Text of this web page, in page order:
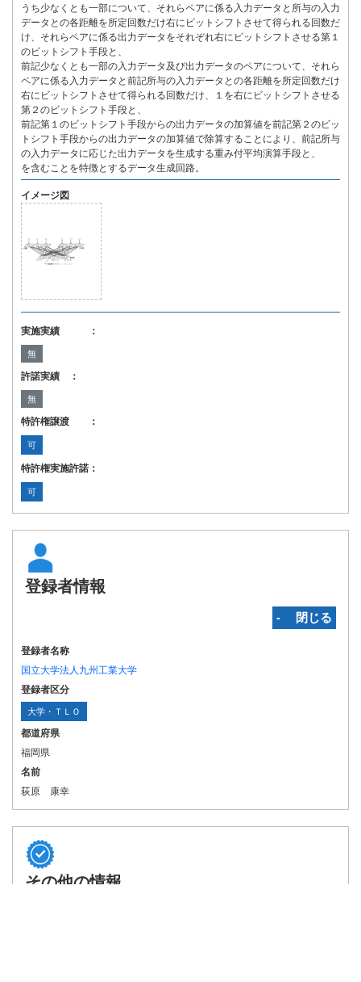
うち少なくとも一部について、それらペアに係る入力データと所与の入力
データとの各距離を所定回数だけ右にビットシフトさせて得られる回数だ
け、それらペアに係る出力データをそれぞれ右にビットシフトさせる第１
のビットシフト手段と、
前記少なくとも一部の入力データ及び出力データのペアについて、それら
ペアに係る入力データと前記所与の入力データとの各距離を所定回数だけ
右にビットシフトさせて得られる回数だけ、１を右にビットシフトさせる
第２のビットシフト手段と、
前記第１のビットシフト手段からの出力データの加算値を前記第２のビッ
トシフト手段からの出力データの加算値で除算することにより、前記所与
の入力データに応じた出力データを生成する重み付平均演算手段と、
を含むことを特徴とするデータ生成回路。
イメージ図
実施実績 ：
無
許諾実績 ：
無
特許権譲渡 ：
可
特許権実施許諾：
可
登録者情報
‐ 閉じる
登録者名称
国立大学法人九州工業大学
登録者区分
大学・ＴＬＯ
都道府県
福岡県
名前
荻原 康幸
その他の情報